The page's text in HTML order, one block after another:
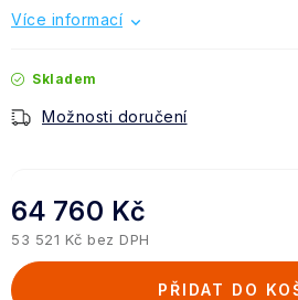
Více informací
Skladem
Možnosti doručení
64 760 Kč
53 521 Kč bez DPH
Měrná cena:
PŘIDAT DO